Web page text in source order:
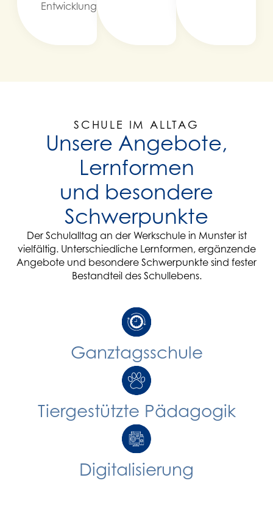
Entwicklung.
SCHULE IM ALLTAG
Unsere Angebote,
Lernformen
und besondere
Schwerpunkte
Der Schulalltag an der Werkschule in Munster ist
vielfältig. Unterschiedliche Lernformen, ergänzende
Angebote und besondere Schwerpunkte sind fester
Bestandteil des Schullebens.
Ganztagsschule
Tiergestützte Pädagogik
Digitalisierung